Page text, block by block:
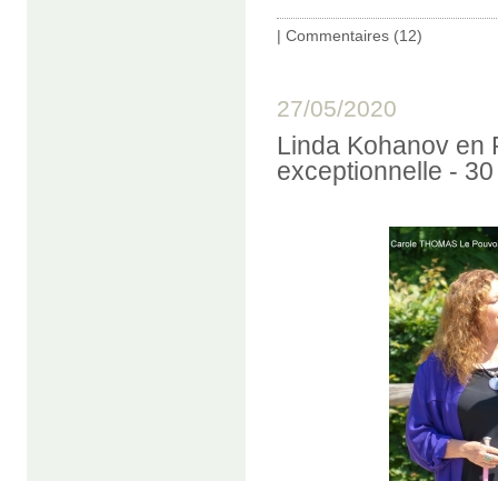
| Commentaires (12)
27/05/2020
Linda Kohanov en
exceptionnelle -